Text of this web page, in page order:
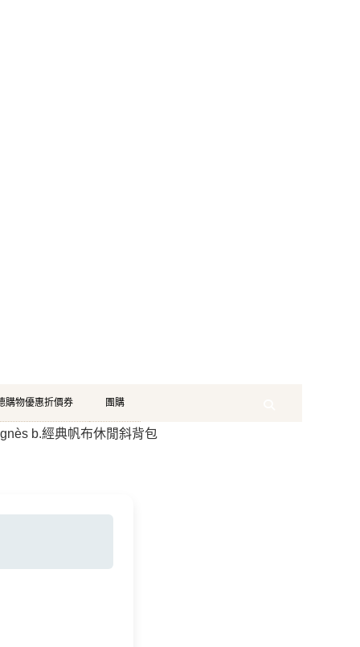
購物優惠折價券 團購
b.經典帆布休閒斜背包